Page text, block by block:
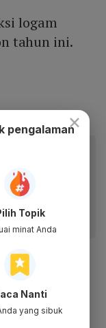
logam
tahun ini.
dan nikmati
Katadata.
×
pengalaman
Topik
minat Anda
Nanti
yang sibuk